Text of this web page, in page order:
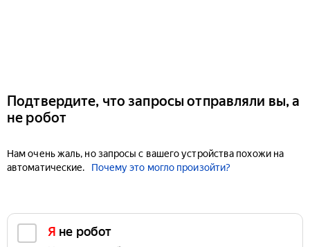
Подтвердите, что запросы отправляли вы, а
не робот
Нам очень жаль, но запросы с вашего устройства похожи на
автоматические.
Почему это могло произойти?
Я не робот